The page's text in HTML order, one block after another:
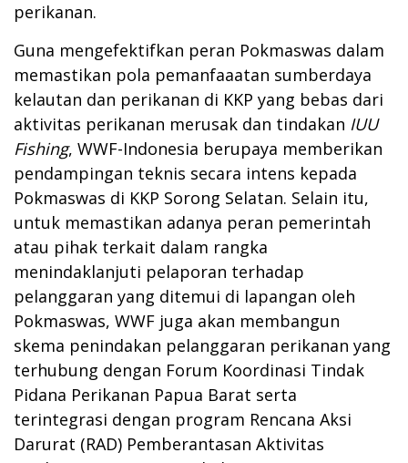
perikanan.
Guna mengefektifkan peran Pokmaswas dalam
memastikan pola pemanfaaatan sumberdaya
kelautan dan perikanan di KKP yang bebas dari
aktivitas perikanan merusak dan tindakan IUU
Fishing, WWF-Indonesia berupaya memberikan
pendampingan teknis secara intens kepada
Pokmaswas di KKP Sorong Selatan. Selain itu,
untuk memastikan adanya peran pemerintah
atau pihak terkait dalam rangka
menindaklanjuti pelaporan terhadap
pelanggaran yang ditemui di lapangan oleh
Pokmaswas, WWF juga akan membangun
skema penindakan pelanggaran perikanan yang
terhubung dengan Forum Koordinasi Tindak
Pidana Perikanan Papua Barat serta
terintegrasi dengan program Rencana Aksi
Darurat (RAD) Pemberantasan Aktivitas